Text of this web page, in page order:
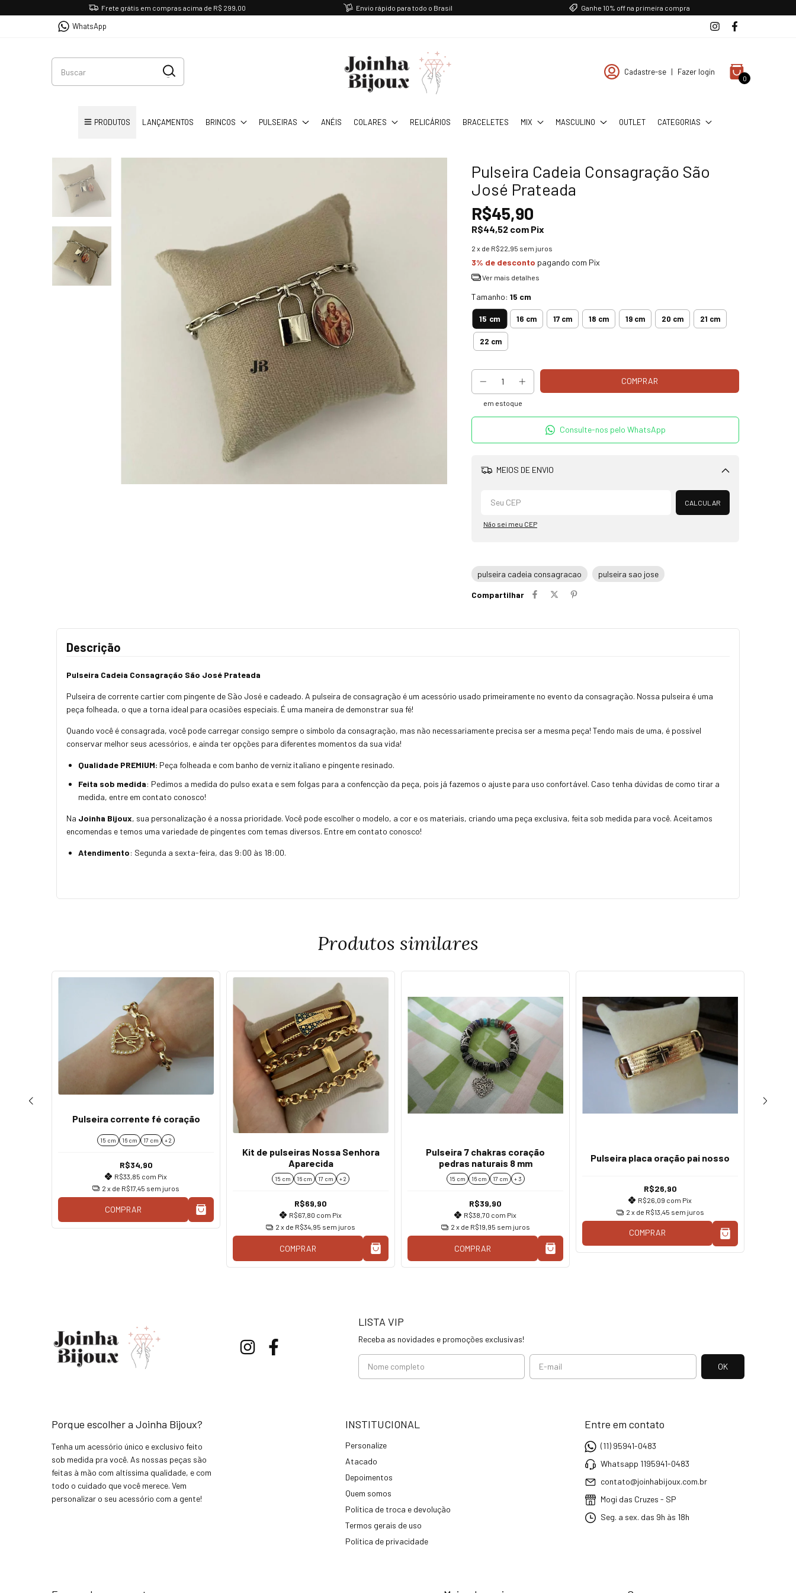
Frete grátis em compras acima de R$ 299,00 Envio rápido para todo o Brasil Ganhe 10% off na primeira compra
WhatsApp
Cadastre-se | Fazer login
0
PRODUTOS LANÇAMENTOS BRINCOS PULSEIRAS ANÉIS COLARES RELICÁRIOS BRACELETES MIX MASCULINO OUTLET CATEGORIAS
Pulseira Cadeia Consagração São
José Prateada
R$45,90
R$44,52 com Pix
2 x de R$22,95 sem juros
3% de desconto pagando com Pix
Ver mais detalhes
Tamanho: 15 cm
15 cm 16 cm 17 cm 18 cm 19 cm 20 cm 21 cm
22 cm
em estoque
Consulte-nos pelo WhatsApp
MEIOS DE ENVIO
Alterar CEP
CALCULAR
Não sei meu CEP
pulseira cadeia consagracao pulseira sao jose
Compartilhar
Descrição
Pulseira Cadeia Consagração São José Prateada
Pulseira de corrente cartier com pingente de São José e cadeado. A pulseira de consagração é um acessório usado primeiramente no evento da consagração. Nossa pulseira é uma
peça folheada, o que a torna ideal para ocasiões especiais. É uma maneira de demonstrar sua fé!
Quando você é consagrada, você pode carregar consigo sempre o símbolo da consagração, mas não necessariamente precisa ser a mesma peça! Tendo mais de uma, é possível
conservar melhor seus acessórios, e ainda ter opções para diferentes momentos da sua vida!
Qualidade PREMIUM: Peça folheada e com banho de verniz italiano e pingente resinado.
Feita sob medida: Pedimos a medida do pulso exata e sem folgas para a confencção da peça, pois já fazemos o ajuste para uso confortável. Caso tenha dúvidas de como tirar a
medida, entre em contato conosco!
Na Joinha Bijoux, sua personalização é a nossa prioridade. Você pode escolher o modelo, a cor e os materiais, criando uma peça exclusiva, feita sob medida para você. Aceitamos
encomendas e temos uma variedade de pingentes com temas diversos. Entre em contato conosco!
Atendimento: Segunda a sexta-feira, das 9:00 às 18:00.
Produtos similares
Pulseira corrente fé coração
15 cm 16 cm 17 cm + 2
R$34,90
R$33,85 com Pix
2 x de R$17,45 sem juros
COMPRAR
Kit de pulseiras Nossa Senhora
Aparecida
15 cm 16 cm 17 cm + 2
R$69,90
R$67,80 com Pix
2 x de R$34,95 sem juros
COMPRAR
Pulseira 7 chakras coração
pedras naturais 8 mm
15 cm 16 cm 17 cm + 3
R$39,90
R$38,70 com Pix
2 x de R$19,95 sem juros
COMPRAR
Pulseira placa oração pai nosso
R$26,90
R$26,09 com Pix
2 x de R$13,45 sem juros
COMPRAR
LISTA VIP
Receba as novidades e promoções exclusivas!
Porque escolher a Joinha Bijoux?
Tenha um acessório único e exclusivo feito
sob medida pra você. As nossas peças são
feitas à mão com altíssima qualidade, e com
todo o cuidado que você merece. Vem
personalizar o seu acessório com a gente!
INSTITUCIONAL
Personalize
Atacado
Depoimentos
Quem somos
Política de troca e devolução
Termos gerais de uso
Política de privacidade
Entre em contato
(11) 95941-0483
Whatsapp 1195941-0483
contato@joinhabijoux.com.br
Mogi das Cruzes - SP
Seg. a sex. das 9h às 18h